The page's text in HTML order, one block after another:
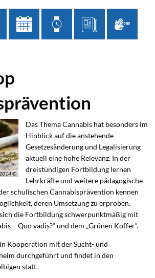
©
Das Thema Cannabis hat besonders im
Hinblick auf die anstehende
Gesetzesänderung und Legalisierung
aktuell eine hohe Relevanz. In der
dreistündigen Fortbildung lernen
Lehrkräfte und weitere pädagogische
schulischen Cannabisprävention kennen
deren Umsetzung zu erproben.
die Fortbildung schwerpunktmäßig mit
– Quo vadis?“ und dem „Grünen Koffer“.
Kooperation mit der Sucht- und
durchgeführt und findet in den
statt.